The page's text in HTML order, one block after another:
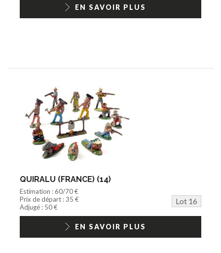
EN SAVOIR PLUS
QUIRALU (FRANCE) (14)
Estimation : 60/70 €
Prix de départ : 35 €
Lot 16
Adjugé : 50 €
EN SAVOIR PLUS